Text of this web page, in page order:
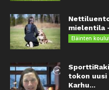
mielentila
Eläinten
tokon uusi
Karhu...